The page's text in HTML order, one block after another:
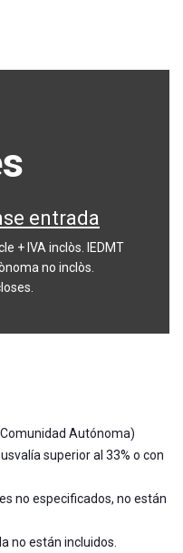
entrada
+ IVA inclòs. IEDMT
no inclòs.
Comunidad Autónoma)
superior al 33% o con
no especificados, no están
no están incluidos.